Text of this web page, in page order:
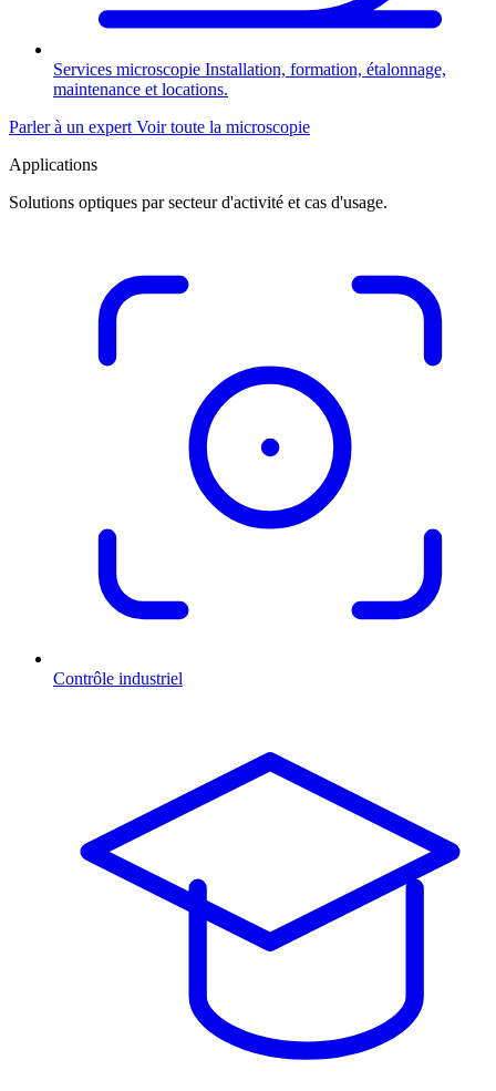
Services microscopie Installation, formation, étalonnage,
maintenance et locations.
Parler à un expert Voir toute la microscopie
Applications
Solutions optiques par secteur d'activité et cas d'usage.
Contrôle industriel